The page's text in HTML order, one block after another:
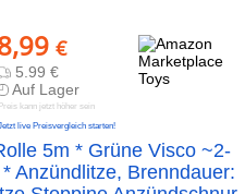
€
5.99 €
Auf Lager
Preis kann jetzt höher sein
live Preisvergleich starten!
5m * Grüne Visco ~2-
Anzündlitze, Brenndauer: